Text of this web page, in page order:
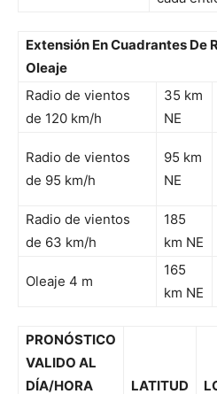
Extensión En Cuadrantes De
Oleaje
Radio de vientos
de 120 km/h
35 km
NE
Radio de vientos
de 95 km/h
95 km
NE
Radio de vientos
de 63 km/h
185
km NE
Oleaje 4 m
165
km NE
PRONÓSTICO
VALIDO AL
DÍA/HORA
LATITUD